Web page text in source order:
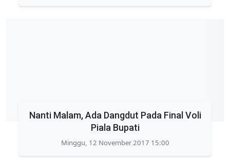
Nanti Malam, Ada Dangdut Pada Final Voli
Piala Bupati
Minggu, 12 November 2017 15:00